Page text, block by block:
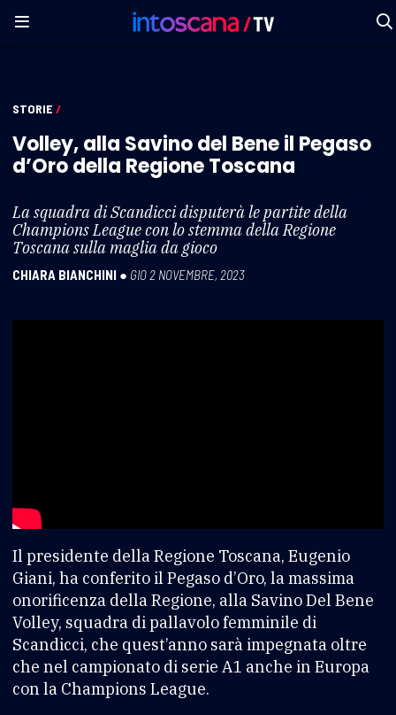
STORIE /
Volley, alla Savino del Bene il Pegaso
d’Oro della Regione Toscana
La squadra di Scandicci disputerà le partite della
Champions League con lo stemma della Regione
Toscana sulla maglia da gioco
CHIARA BIANCHINI ● GIO 2 NOVEMBRE, 2023
Il presidente della Regione Toscana, Eugenio
Giani, ha conferito il Pegaso d’Oro, la massima
onorificenza della Regione, alla Savino Del Bene
Volley, squadra di pallavolo femminile di
Scandicci, che quest’anno sarà impegnata oltre
che nel campionato di serie A1 anche in Europa
con la Champions League.